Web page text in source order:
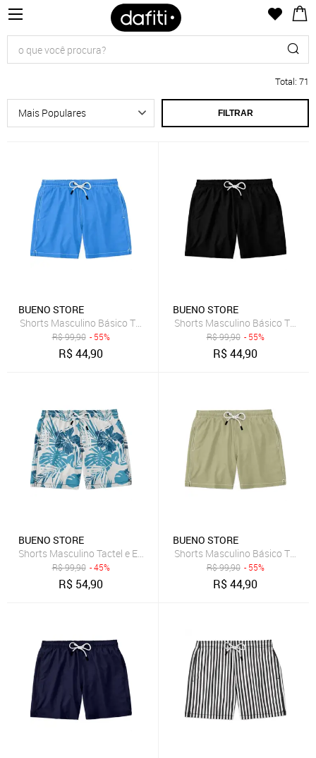
Total: 71
FILTRAR
BUENO STORE
Shorts Masculino Básico Tactel e Elastano Leve c/ Elástico e
R$99,90 - 55%
R$44,90
BUENO STORE
Shorts Masculino Básico Tactel
R$99,90 - 55%
R$44,90
BUENO STORE
Shorts Masculino Tactel e Elastano Estampado Leve c/ Elástico e
R$99,90 - 45%
R$ 54,90
BUENO STORE
Shorts Masculino Básico Tactel
R$99,90 - 55%
R$44,90